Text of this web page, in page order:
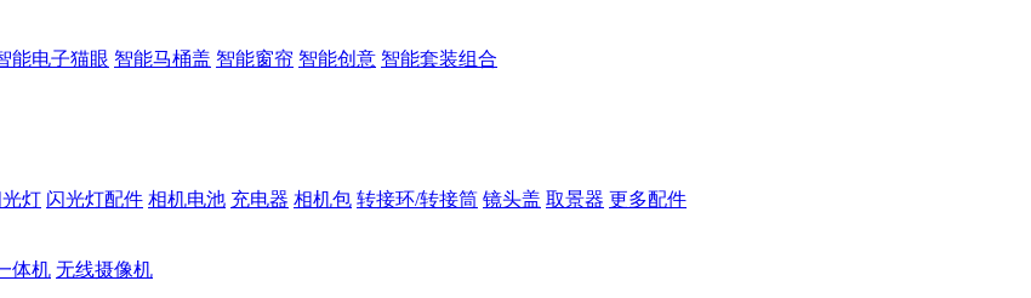
能电子猫眼 智能马桶盖 智能窗帘 智能创意 智能套装组合
灯 闪光灯配件 相机电池 充电器 相机包 转接环/转接筒 镜头盖 取景器 更多配件
体机 无线摄像机